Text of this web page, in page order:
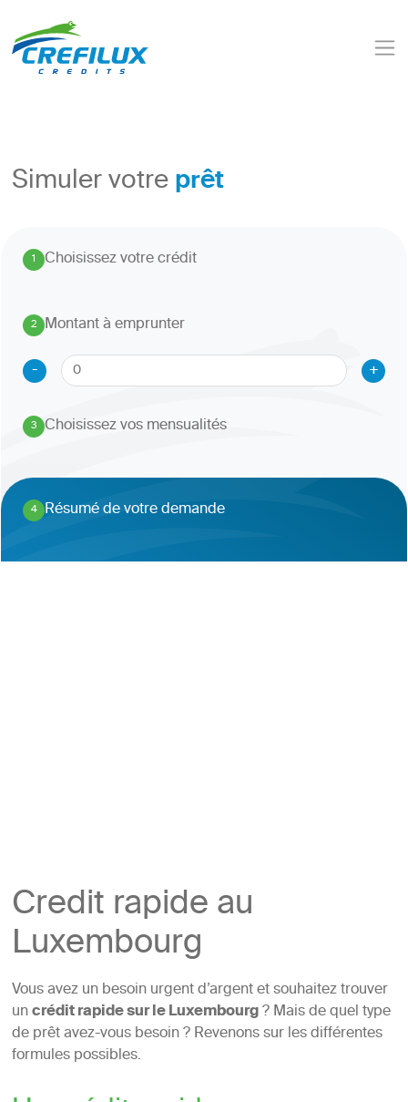
Simuler votreprêt
1. Choisissez votre crédit
2
.
Montant à emprunter
-
+
3
. Choisissez vos mensualités
4
. Résumé de votre demande
Credit rapide au
Luxembourg
Vous avez un besoin urgent d’argent et souhaitez trouver
uncrédit rapide sur le Luxembourg? Mais de quel type
de prêt avez-vous besoin ? Revenons sur les différentes
formules possibles.